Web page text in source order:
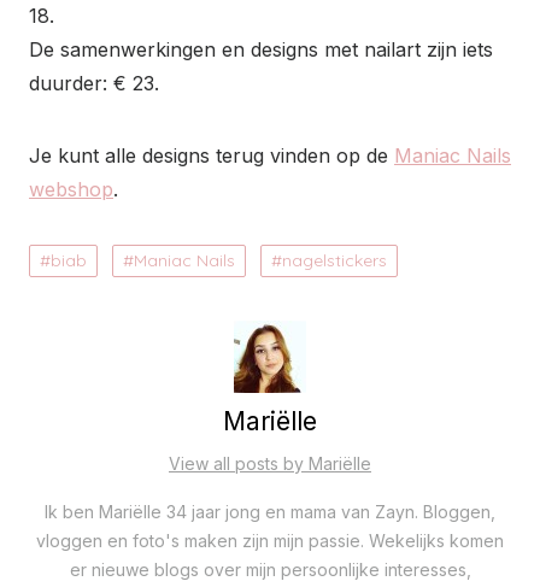
18.
De samenwerkingen en designs met nailart zijn iets
duurder: € 23.
Je kunt alle designs terug vinden op de Maniac Nails
webshop.
biab Maniac Nails nagelstickers
Mariëlle
View all posts by Mariëlle
Ik ben Mariëlle 34 jaar jong en mama van Zayn. Bloggen,
vloggen en foto's maken zijn mijn passie. Wekelijks komen
er nieuwe blogs over mijn persoonlijke interesses,